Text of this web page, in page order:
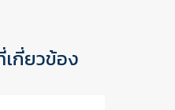
กี่ยวข้อง